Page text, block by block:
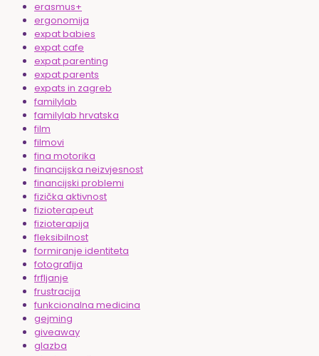
erasmus+
ergonomija
expat babies
expat cafe
expat parenting
expat parents
expats in zagreb
familylab
familylab hrvatska
film
filmovi
fina motorika
financijska neizvjesnost
financijski problemi
fizička aktivnost
fizioterapeut
fizioterapija
fleksibilnost
formiranje identiteta
fotografija
frfljanje
frustracija
funkcionalna medicina
gejming
giveaway
glazba